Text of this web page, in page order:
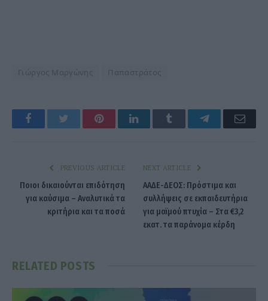
Γιώργος Μαργώνης Παπαστράτος
Facebook Twitter PinterestLinkedIn Tumblr Telegram
PREVIOUS ARTICLE
Ποιοι δικαιούνται επιδότηση
για καύσιμα – Αναλυτικά τα
κριτήρια και τα ποσά
NEXT ARTICLE
ΑΑΔΕ-ΔΕΟΣ: Πρόστιμα και
συλλήψεις σε εκπαιδευτήρια
για μαϊμού πτυχία – Στα €3,2
εκατ. τα παράνομα κέρδη
RELATED POSTS